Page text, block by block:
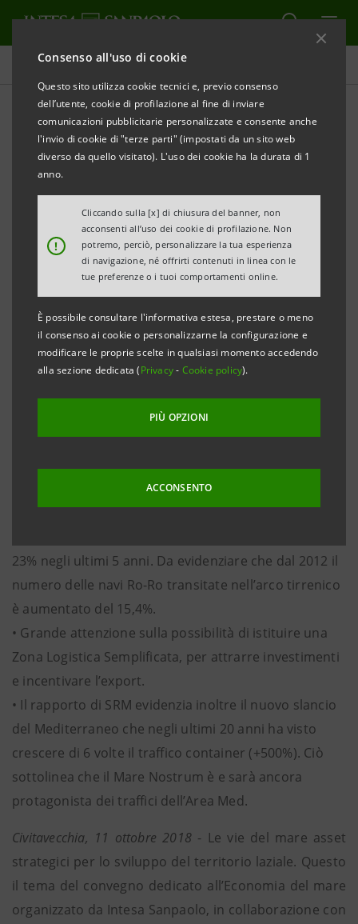
Consenso all'uso di cookie
Questo sito utilizza cookie tecnici e, previo consenso
dell’utente, cookie di profilazione al fine di inviare
comunicazioni pubblicitarie personalizzate e consente anche
l'invio di cookie di "terze parti" (impostati da un sito web
diverso da quello visitato). L'uso dei cookie ha la durata di 1
anno.
!
Cliccando sulla [x] di chiusura del banner, non
acconsenti all’uso dei cookie di profilazione. Non
potremo, perciò, personalizzare la tua esperienza
di navigazione, né offrirti contenuti in linea con le
tue preferenze o i tuoi comportamenti online.
È possibile consultare l'informativa estesa, prestare o meno
il consenso ai cookie o personalizzarne la configurazione e
modificare le proprie scelte in qualsiasi momento accedendo
alla sezione dedicata (Privacy- Cookie policy).
PIÙ OPZIONI
ACCONSENTO
Comunicati stampa
STAMPA AGGIORNA
COMUNICATO STAMPA
ECONOMIA DEL MARE: OPPORTUNITA’
• Il Lazio vanta oltre 33.000 imprese agganciate al
sistema marittimo - il 18% del totale nazionale - che
generano 7,5 miliardi di euro di valore aggiunto e
134.000 occupati.
• Il porto di Civitavecchia movimenta circa 17 milioni
di tonnellate di cargo e supporta un import-export
• Con i suoi 2,2 milioni di passeggeri Civitavecchia è il
primo scalo crocieristico d’Italia ed il secondo
d’Europa, nel 2018 si prevede di superare quota 2,4
• Importante il traffico Ro-Ro che sfiora i 5 milioni di
23% negli ultimi 5 anni. Da evidenziare che dal 2012 il
numero delle navi Ro-Ro transitate nell’arco tirrenico
è aumentato del 15,4%.
• Grande attenzione sulla possibilità di istituire una
Zona Logistica Semplificata, per attrarre investimenti
e incentivare l’export.
• Il rapporto di SRM evidenzia inoltre il nuovo slancio
del Mediterraneo che negli ultimi 20 anni ha visto
crescere di 6 volte il traffico container (+500%). Ciò
sottolinea che il Mare Nostrum è e sarà ancora
protagonista dei traffici dell’Area Med.
Civitavecchia, 11 ottobre 2018 - Le vie del mare asset
strategici per lo sviluppo del territorio laziale. Questo
il tema del convegno dedicato all’Economia del mare
organizzato da Intesa Sanpaolo, in collaborazione con